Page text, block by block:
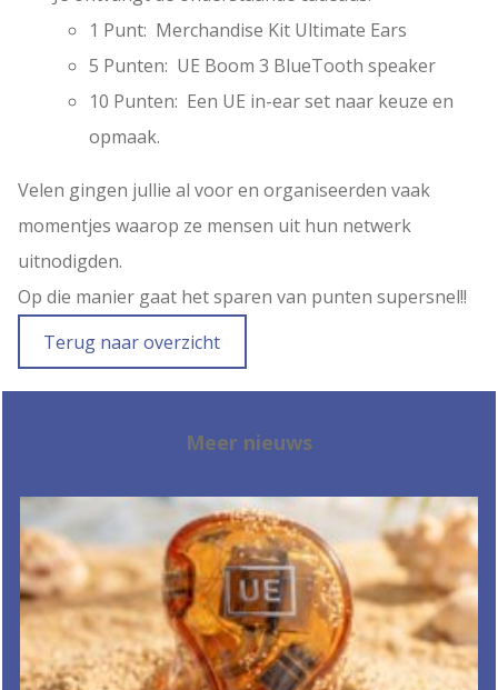
1 Punt: Merchandise Kit Ultimate Ears
5 Punten: UE Boom 3 BlueTooth speaker
10 Punten: Een UE in-ear set naar keuze en
opmaak.
Velen gingen jullie al voor en organiseerden vaak
momentjes waarop ze mensen uit hun netwerk
uitnodigden.
Op die manier gaat het sparen van punten supersnel!!
Terug naar overzicht
Meer nieuws